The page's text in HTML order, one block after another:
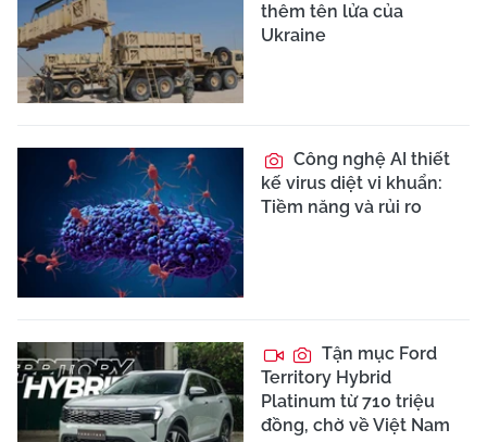
thêm tên lửa của
Ukraine
Công nghệ AI thiết
kế virus diệt vi khuẩn:
Tiềm năng và rủi ro
Tận mục Ford
Territory Hybrid
Platinum từ 710 triệu
đồng, chờ về Việt Nam